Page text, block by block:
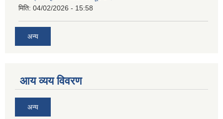
मिति: 04/02/2026 - 15:58
अन्य
आय व्यय विवरण
अन्य